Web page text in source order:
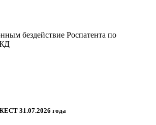
бездействие Роспатента по
31.07.2026 года